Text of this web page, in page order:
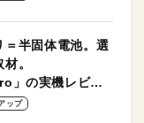
＝半固体電池。選
。
」の実機レビュ
ップ